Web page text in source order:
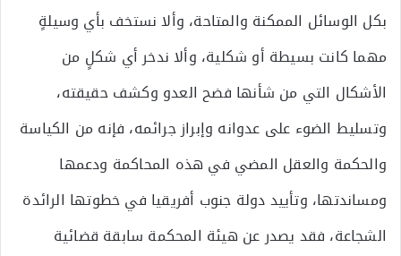
بكل الوسائل الممكنة والمتاحة، وألا نستخف بأي وسيلةٍ
مهما كانت بسيطة أو شكلية، وألا ندخر أي شكلٍ من
الأشكال التي من شأنها فضح العدو وكشف حقيقته،
وتسليط الضوء على عدوانه وإبراز جرائمه، فإنه من الكياسة
والحكمة والعقل المضي في هذه المحاكمة ودعمها
ومساندتها، وتأييد دولة جنوب أفريقيا في خطوتها الرائدة
الشجاعة، فقد يصدر عن هيئة المحكمة سابقة قضائية